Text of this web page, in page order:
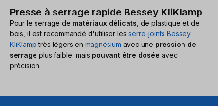
Presse à serrage rapide Bessey KliKlamp
Pour le serrage de matériaux délicats , de plastique et de
bois, il est recommandé d'utiliser les serre-joints Bessey
KliKlamp très légers en magnésium avec une pression de
serrage plus faible, mais pouvant être dosée avec
précision.